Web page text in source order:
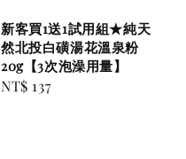
新客買1送1試用組★純天
然北投白磺湯花溫泉粉
20g【3次泡澡用量】
Regular
NT$ 137